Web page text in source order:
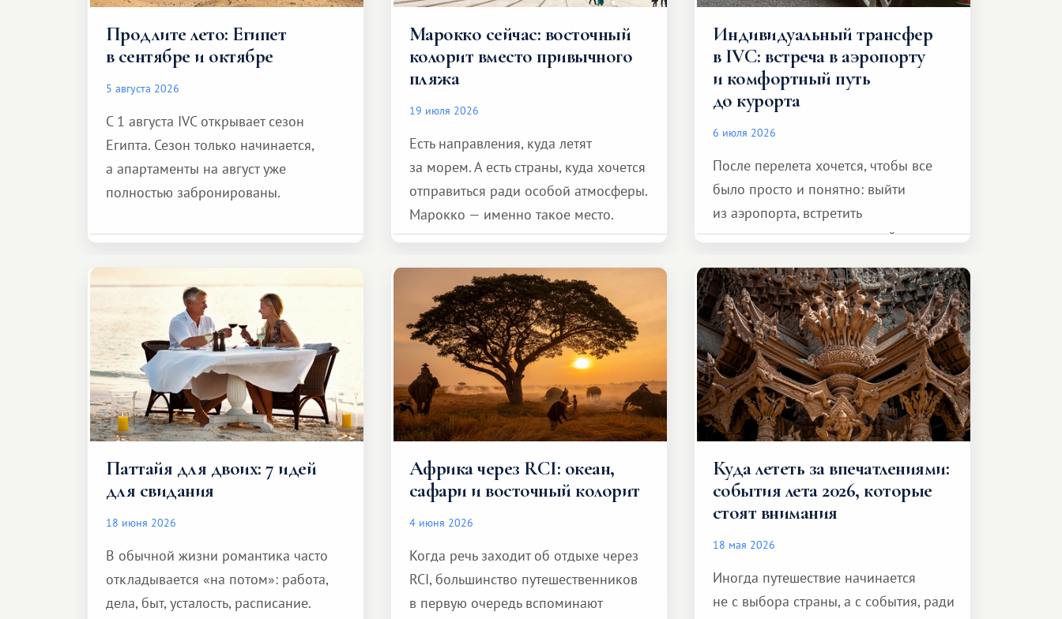
Продлите лето: Египет
в сентябре и октябре
5 августа 2026
С 1 августа IVC открывает сезон
Египта. Сезон только начинается,
а апартаменты на август уже
полностью забронированы.
Марокко сейчас: восточный
колорит вместо привычного
пляжа
19 июля 2026
Есть направления, куда летят
за морем. А есть страны, куда хочется
отправиться ради особой атмосферы.
Марокко — именно такое место.
Индивидуальный трансфер
в IVC: встреча в аэропорту
и комфортный путь
до курорта
6 июля 2026
После перелета хочется, чтобы все
было просто и понятно: выйти
из аэропорта, встретить
представителя транспортной
и спокойно доехать до курорта.
Паттайя для двоих: 7 идей
для свидания
18 июня 2026
В обычной жизни романтика часто
откладывается «на потом»: работа,
дела, быт, усталость, расписание.
Африка через RCI: океан,
сафари и восточный колорит
4 июня 2026
Когда речь заходит об отдыхе через
RCI, большинство путешественников
в первую очередь вспоминают
Куда лететь за впечатлениями:
события лета 2026, которые
стоят внимания
18 мая 2026
Иногда путешествие начинается
не с выбора страны, а с события, ради